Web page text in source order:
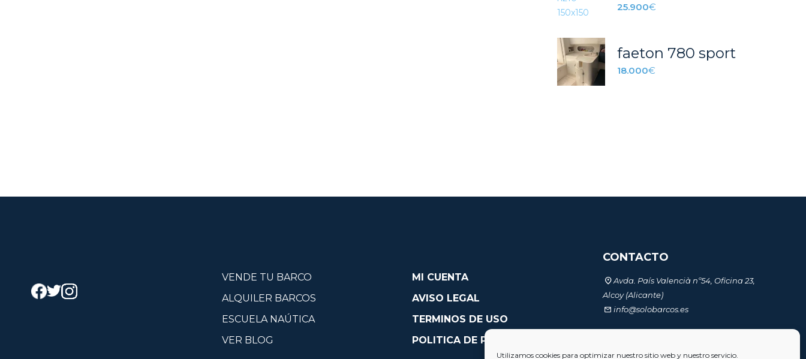
Utilizamos cookies para optimizar nuestro sitio web y nuestro servicio.
25.900€
faeton 780 sport
18.000€
VENDE TU BARCO
ALQUILER BARCOS
ESCUELA NAÚTICA
VER BLOG
MI CUENTA
AVISO LEGAL
TERMINOS DE USO
POLITICA DE PRIVACIDAD
CONTACTO
Avda. País Valencià nº54, Oficina 23,
Alcoy (Alicante)
info@solobarcos.es